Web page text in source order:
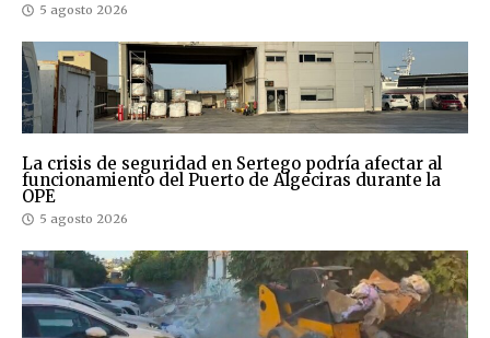
5 agosto 2026
La crisis de seguridad en Sertego podría afectar al
funcionamiento del Puerto de Algeciras durante la
OPE
5 agosto 2026